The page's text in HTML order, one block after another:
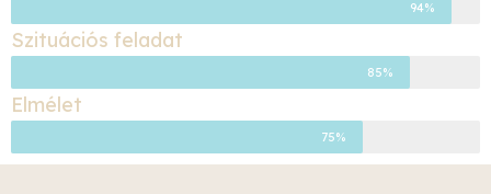
94%
Szituációs feladat
85%
Elmélet
75%